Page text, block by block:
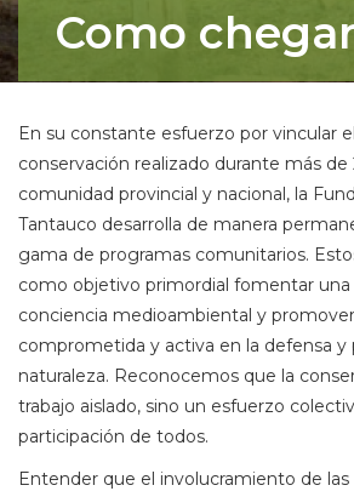
Como
En su constante esfuerzo por vincular
conservación realizado durante más de
comunidad provincial y nacional, la
Tantauco desarrolla de manera
gama de programas comunitarios.
como objetivo primordial fomentar una
conciencia medioambiental y
comprometida y activa en la defensa y
naturaleza. Reconocemos que la
trabajo aislado, sino un esfuerzo
participación de todos.
Entender que el involucramiento de